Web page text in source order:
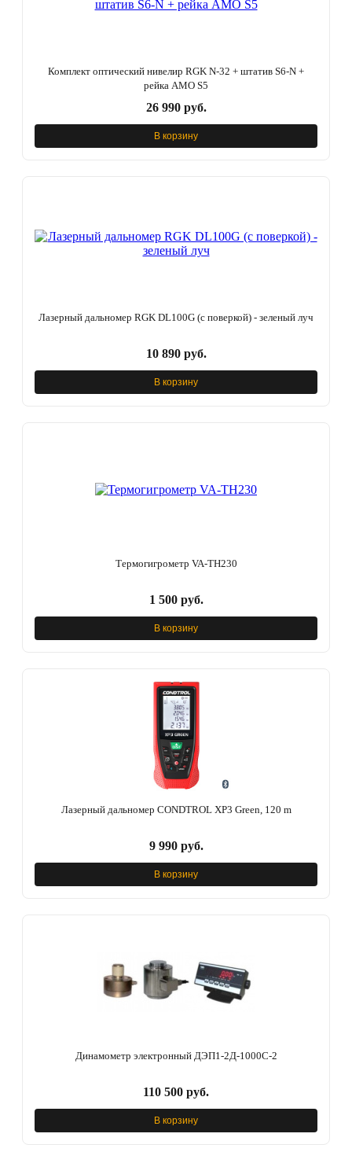
Комплект оптический нивелир RGK N-32 + штатив S6-N +
рейка AMO S5
26 990 руб.
В корзину
Лазерный дальномер RGK DL100G (с поверкой) - зеленый луч
10 890 руб.
В корзину
Термогигрометр VA-TH230
1 500 руб.
В корзину
Лазерный дальномер CONDTROL XP3 Green, 120 m
9 990 руб.
В корзину
Динамометр электронный ДЭП1-2Д-1000С-2
110 500 руб.
В корзину